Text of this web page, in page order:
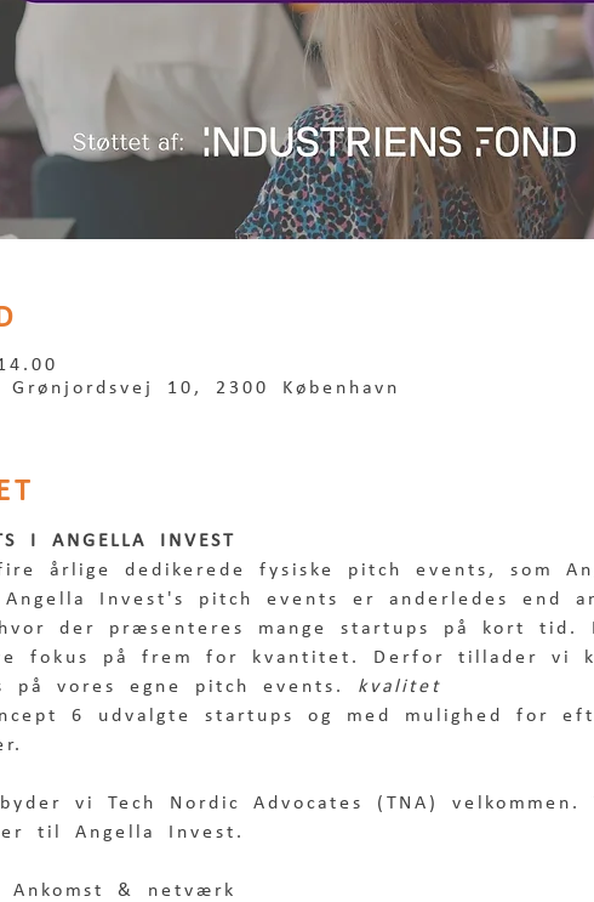
Grønjordsvej 10, 2300 København
I ANGELLA INVEST
årlige dedikerede fysiske pitch events, som
Angella Invest's pitch events er anderledes end
der præsenteres mange startups på kort tid.
fokus på frem for kvantitet. Derfor tillader vi
på vores egne pitch events. kvalitet
6 udvalgte startups og med mulighed for
vi Tech Nordic Advocates (TNA)
til Angella Invest.
Ankomst & netværk